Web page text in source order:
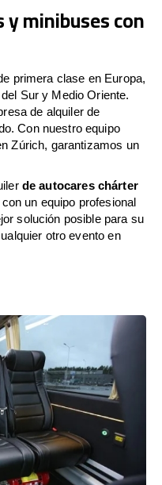
minibuses con
primera clase en Europa,
Sur y Medio Oriente.
de alquiler de
Con nuestro equipo
Zúrich, garantizamos un
de autocares chárter
un equipo profesional
solución posible para su
otro evento en